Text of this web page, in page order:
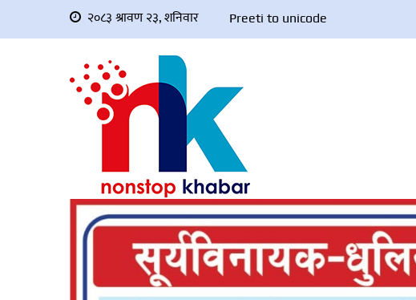
२०८३ श्रावण २३, शनिवार Preeti to unicode